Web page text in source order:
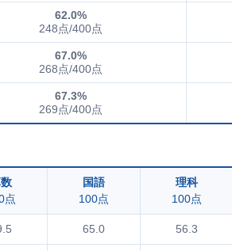
62.0%
248点/400点
67.0%
268点/400点
67.3%
269点/400点
点
国語
100点
理科
100点
65.0 56.3